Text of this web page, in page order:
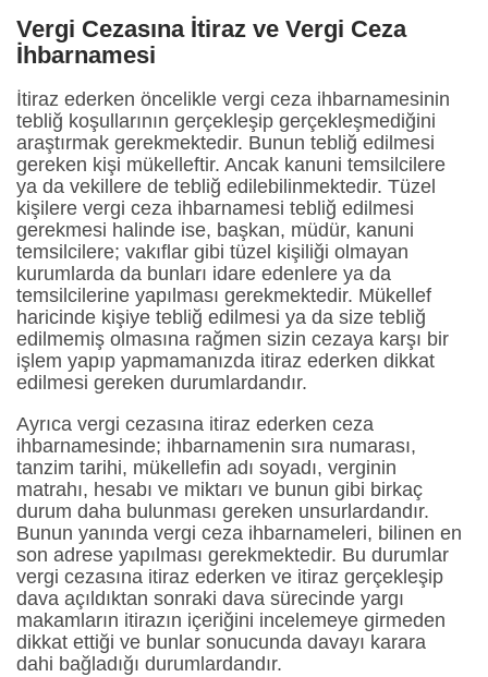
Vergi Cezasına İtiraz ve Vergi Ceza
İhbarnamesi
İtiraz ederken öncelikle vergi ceza ihbarnamesinin
tebliğ koşullarının gerçekleşip gerçekleşmediğini
araştırmak gerekmektedir. Bunun tebliğ edilmesi
gereken kişi mükelleftir. Ancak kanuni temsilcilere
ya da vekillere de tebliğ edilebilinmektedir. Tüzel
kişilere vergi ceza ihbarnamesi tebliğ edilmesi
gerekmesi halinde ise, başkan, müdür, kanuni
temsilcilere; vakıflar gibi tüzel kişiliği olmayan
kurumlarda da bunları idare edenlere ya da
temsilcilerine yapılması gerekmektedir. Mükellef
haricinde kişiye tebliğ edilmesi ya da size tebliğ
edilmemiş olmasına rağmen sizin cezaya karşı bir
işlem yapıp yapmamanızda itiraz ederken dikkat
edilmesi gereken durumlardandır.
Ayrıca vergi cezasına itiraz ederken ceza
ihbarnamesinde; ihbarnamenin sıra numarası,
tanzim tarihi, mükellefin adı soyadı, verginin
matrahı, hesabı ve miktarı ve bunun gibi birkaç
durum daha bulunması gereken unsurlardandır.
Bunun yanında vergi ceza ihbarnameleri, bilinen en
son adrese yapılması gerekmektedir. Bu durumlar
vergi cezasına itiraz ederken ve itiraz gerçekleşip
dava açıldıktan sonraki dava sürecinde yargı
makamların itirazın içeriğini incelemeye girmeden
dikkat ettiği ve bunlar sonucunda davayı karara
dahi bağladığı durumlardandır.